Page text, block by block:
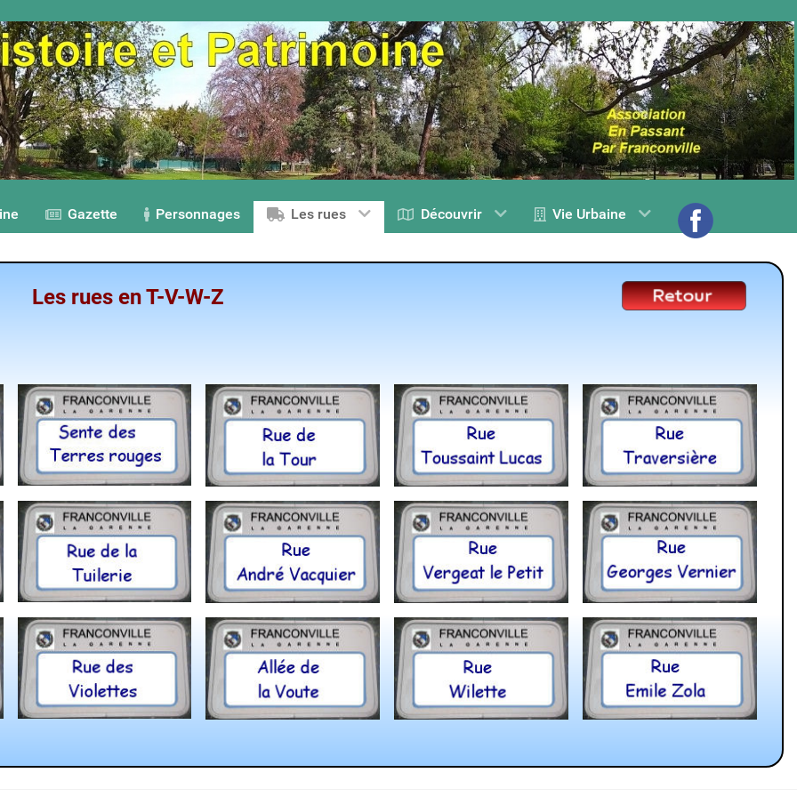
Gazette Personnages Les rues Découvrir Vie Urbaine
Les rues en T-V-W-Z